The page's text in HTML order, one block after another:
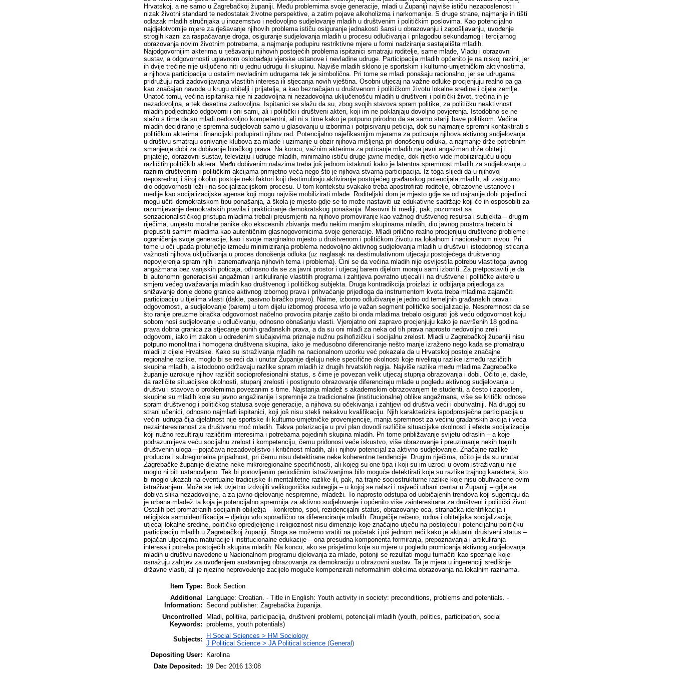
Item Type:
Book Section
Additional
Information:
Language: Croatian. - Title in English: Youth activity in society: preconditions, problems and potentials. -
Second publisher: Zagrebačka županija.
Uncontrolled
Keywords:
Mladi, politika, participacija, društveni problemi, potencijali mladih (youth, politics, participation, social
problems, youth potentials)
Subjects:
H Social Sciences > HM Sociology
J Political Science > JA Political science (General)
Depositing User:
Karolina
Date Deposited:
19 Dec 2016 13:08